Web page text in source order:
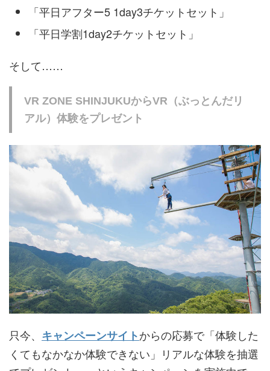
「平日アフター5 1day3チケットセット」
「平日学割1day2チケットセット」
そして……
VR ZONE SHINJUKUからVR（ぶっとんだリ
アル）体験をプレゼント
只今、 キャンペーンサイトからの応募で「体験した
くてもなかなか体験できない」リアルな体験を抽選